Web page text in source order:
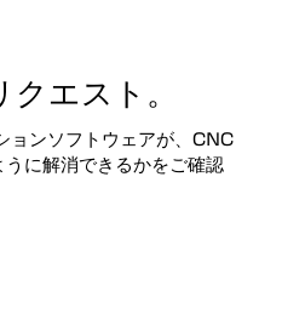
エスト。
ンソフトウェアが、CNC
に解消できるかをご確認